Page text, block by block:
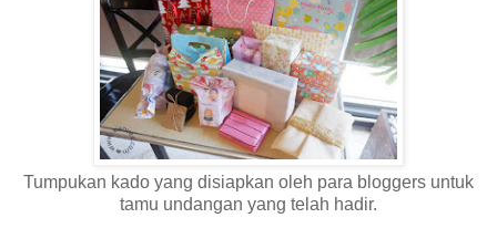
Tumpukan kado yang disiapkan oleh para bloggers untuk
tamu undangan yang telah hadir.